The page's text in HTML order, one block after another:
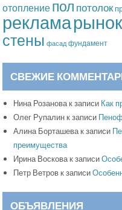
отоплениепол потолок
реклама
стены фасад фундамент
СВЕЖИЕ
Нина Розановак записи Как
Олег Рупалин к записи
Алина Борташевак записи
преимущества
Ирина Восковак записи
Петр Ветров к записи
ОБЪЯВЛЕНИЯ